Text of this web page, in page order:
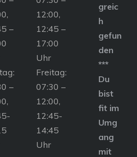
–
–
12:00,
12:45 –
17:00
Uhr
Freitag:
07:30 –
12:00,
12:45-
14:45
Uhr
greic
h
gefun
den
***
Du
bist
fit im
Umg
ang
mit